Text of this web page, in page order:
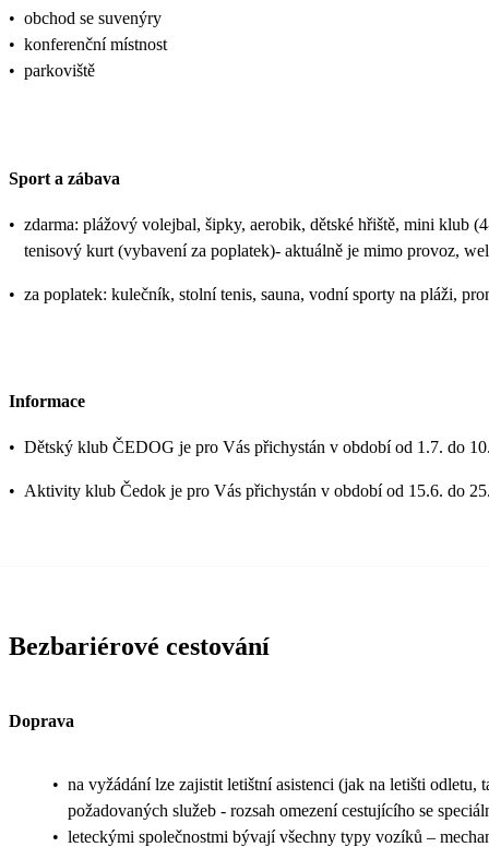
• obchod se suvenýry
• konferenční místnost
• parkoviště
Sport a zábava
• zdarma: plážový volejbal, šipky, aerobik, dětské hřiště, mini klub
tenisový kurt (vybavení za poplatek)- aktuálně je mimo provoz,
• za poplatek: kulečník, stolní tenis, sauna, vodní sporty na pláži,
Informace
• Dětský klub ČEDOG je pro Vás přichystán v období od 1.7. do
• Aktivity klub Čedok je pro Vás přichystán v období od 15.6. do
Bezbariérové cestování
Doprava
• na vyžádání lze zajistit letištní asistenci (jak na letišti odletu,
požadovaných služeb - rozsah omezení cestujícího se
• leteckými společnostmi bývají všechny typy vozíků –